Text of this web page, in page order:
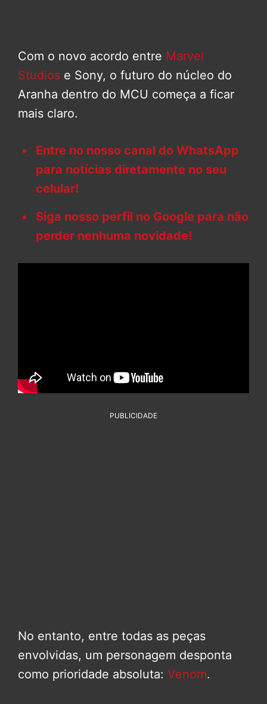
Com o novo acordo entre Marvel
Studios e Sony, o futuro do núcleo do
Aranha dentro do MCU começa a ficar
mais claro.
Entre no nosso canal do WhatsApp
para notícias diretamente no seu
celular!
Siga nosso perfil no Google para não
perder nenhuma novidade!
PUBLICIDADE
No entanto, entre todas as peças
envolvidas, um personagem desponta
como prioridade absoluta: Venom.